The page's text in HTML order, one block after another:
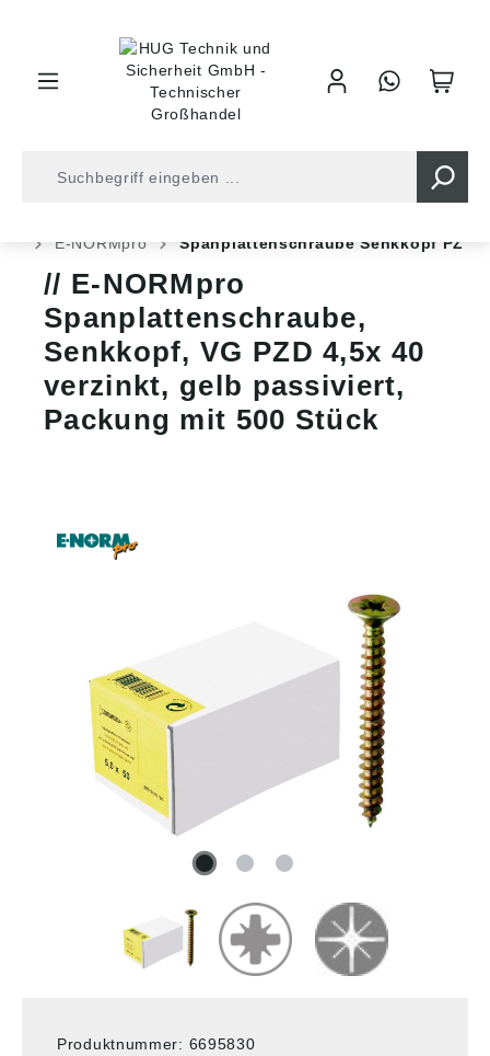
E-NORMpro
Spanplattenschraube Senkkopf PZ
E-NORMpro
Spanplattenschraube,
Senkkopf, VG PZD 4,5x 40
verzinkt, gelb passiviert,
Packung mit 500 Stück
Produktnummer: 6695830